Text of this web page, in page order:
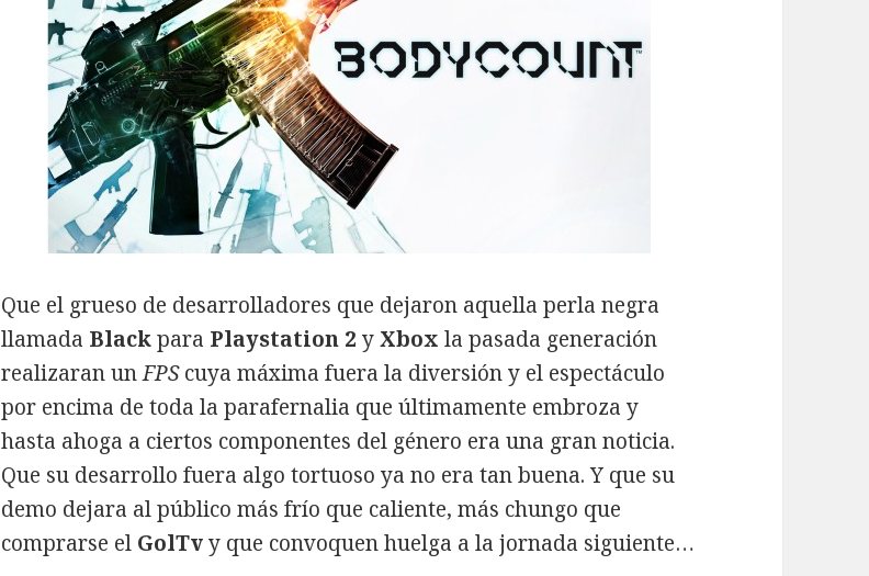
Que el grueso de desarrolladores que dejaron aquella perla negra
llamada Blackpara Playstation 2 yXbox la pasada generación
realizaran unFPScuya máxima fuera la diversión y el espectáculo
por encima de toda la parafernalia que últimamente embroza y
hasta ahoga a ciertos componentes del género era una gran noticia.
Que su desarrollo fuera algo tortuoso ya no era tan buena. Y que su
demo dejara al público más frío que caliente, más chungo que
comprarse el GolTvy que convoquen huelga a la jornada siguiente…